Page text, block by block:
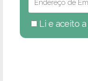
Li e aceito a